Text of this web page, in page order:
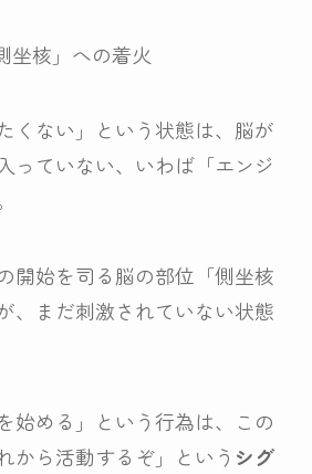
坐核」への着火
くない」という状態は、脳が
っていない、いわば「エンジ
開始を司る脳の部位「側坐核
、まだ刺激されていない状態
始める」という行為は、この
から活動するぞ」という シグ